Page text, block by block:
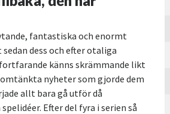
fantastiska och enormt
dess och efter otaliga
känns skrämmande likt
nyheter som gjorde dem
allt bara gå utför då
Efter del fyra i serien så